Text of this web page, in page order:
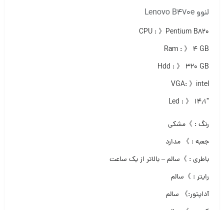
لنوو Lenovo B470e
CPU : 》Pentium B820
Ram : 》 ۴ GB
Hdd : 》 ۳۲۰ GB
VGA: 》intel
Led : 》 ۱۴٫۱″
رنگ : 》مشکی
جعبه : 》 مدارد
باطری : 》سالم – بالاتر از یک ساعت
رایتر : 》سالم
آداپتور:》 سالم